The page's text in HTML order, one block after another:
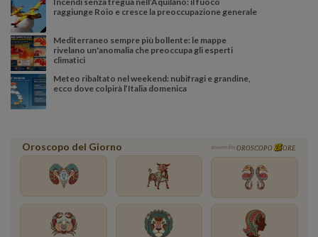
raggiunge Roio e cresce la preoccupazione generale
Mediterraneo sempre più bollente: le mappe
rivelano un'anomalia che preoccupa gli esperti
climatici
Meteo ribaltato nel weekend: nubifragi e grandine,
ecco dove colpirà l’Italia domenica
Oroscopo del Giorno powered by OROSCOPO ORE